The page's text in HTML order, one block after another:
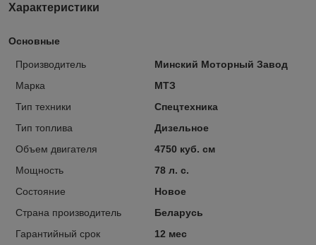
Характеристики
Основные
Производитель
Минский Моторный Завод
Марка
МТЗ
Тип техники
Спецтехника
Тип топлива
Дизельное
Объем двигателя
4750 куб. см
Мощность
78 л. с.
Состояние
Новое
Страна производитель
Беларусь
Гарантийный срок
12 мес